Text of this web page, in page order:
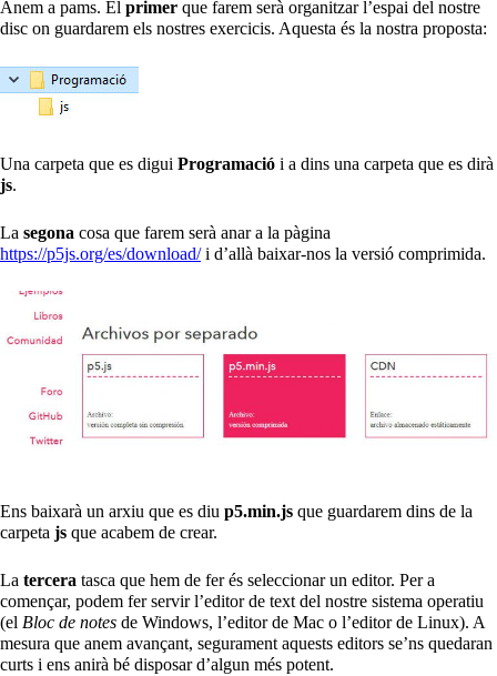
Anem a pams. El primer que farem serà organitzar l’espai del nostre
disc on guardarem els nostres exercicis. Aquesta és la nostra proposta:
Una carpeta que es digui Programació i a dins una carpeta que es dirà
js.
La segona cosa que farem serà anar a la pàgina
https://p5js.org/es/download/i d’allà baixar-nos la versió comprimida.
Ens baixarà un arxiu que es diu p5.min.js que guardarem dins de la
carpeta js que acabem de crear.
La tercera tasca que hem de fer és seleccionar un editor. Per a
començar, podem fer servir l’editor de text del nostre sistema operatiu
(el Bloc de notes de Windows, l’editor de Mac o l’editor de Linux). A
mesura que anem avançant, segurament aquests editors se’ns quedaran
curts i ens anirà bé disposar d’algun més potent.